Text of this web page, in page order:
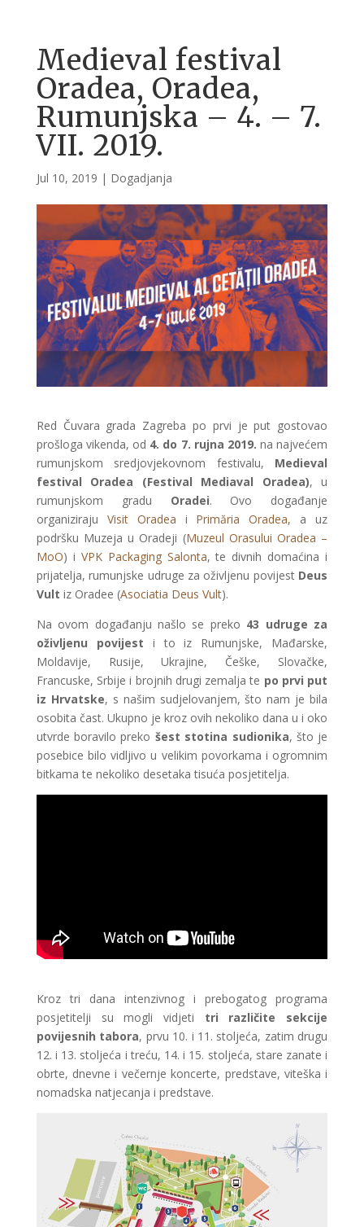
Medieval festival
Oradea, Oradea,
Rumunjska – 4. – 7.
VII. 2019.
Jul 10, 2019 | Dogadjanja
Red Čuvara grada Zagreba po prvi je put gostovao
prošloga vikenda, od 4. do 7. rujna 2019. na najvećem
rumunjskom sredjovjekovnom festivalu, Medieval
festival Oradea (Festival Mediaval Oradea), u
rumunjskom gradu Oradei. Ovo događanje
organiziraju Visit Oradea i Primăria Oradea, a uz
podršku Muzeja u Oradeji (Muzeul Orasului Oradea –
MoO) i VPK Packaging Salonta, te divnih domaćina i
prijatelja, rumunjske udruge za oživljenu povijest Deus
Vult iz Oradee (Asociatia Deus Vult).
Na ovom događanju našlo se preko 43 udruge za
oživljenu povijest i to iz Rumunjske, Mađarske,
Moldavije, Rusije, Ukrajine, Češke, Slovačke,
Francuske, Srbije i brojnih drugi zemalja te po prvi put
iz Hrvatske, s našim sudjelovanjem, što nam je bila
osobita čast. Ukupno je kroz ovih nekoliko dana u i oko
utvrde boravilo preko šest stotina sudionika, što je
posebice bilo vidljivo u velikim povorkama i ogromnim
bitkama te nekoliko desetaka tisuća posjetitelja.
Kroz tri dana intenzivnog i prebogatog programa
posjetitelji su mogli vidjeti tri različite sekcije
povijesnih tabora, prvu 10. i 11. stoljeća, zatim drugu
12. i 13. stoljeća i treću, 14. i 15. stoljeća, stare zanate i
obrte, dnevne i večernje koncerte, predstave, viteška i
nomadska natjecanja i predstave.